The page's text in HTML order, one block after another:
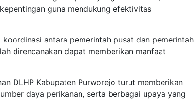
guna mendukung efektivitas
antara pemerintah pusat dan pemerintah
direncanakan dapat memberikan manfaat
DLHP Kabupaten Purworejo turut memberikan
daya perikanan, serta berbagai upaya yang